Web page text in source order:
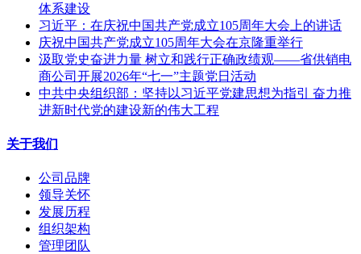
体系建设
习近平：在庆祝中国共产党成立105周年大会上的讲话
庆祝中国共产党成立105周年大会在京隆重举行
汲取党史奋进力量 树立和践行正确政绩观——省供销电
商公司开展2026年“七一”主题党日活动
中共中央组织部：坚持以习近平党建思想为指引 奋力推
进新时代党的建设新的伟大工程
关于我们
公司品牌
领导关怀
发展历程
组织架构
管理团队